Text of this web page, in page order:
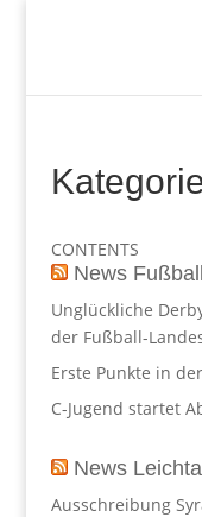
CONTENTS
News Fußball
Unglückliche
der Fußball-
Erste Punkte in
C-Jugend startet
News
Ausschreibung